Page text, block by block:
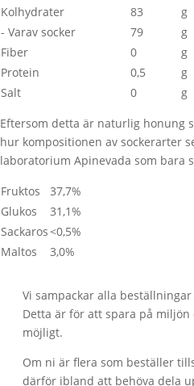
Kolhydrater
83
g
- Varav socker
79
g
Fiber
0
g
Protein
0,5
g
Salt
0
g
Eftersom detta är naturlig honung
hur kompositionen av sockerarter
laboratorium Apinevada som bara
Fruktos
37,7%
Glukos
31,1%
Sackaros <0,5%
Maltos
3,0%
Vi sampackar alla
Detta är för att spara på miljön
möjligt.
Om ni är flera som beställer
därför ibland att behöva dela